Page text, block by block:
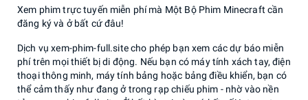
Xem phim trực tuyến miễn phí mà Một Bộ Phim Minecraft cần
đăng ký và ở bất cứ đâu!
Dịch vụ xem-phim-full.site cho phép bạn xem các dự báo miễn
phí trên mọi thiết bị di động. Nếu bạn có máy tính xách tay, điện
thoại thông minh, máy tính bảng hoặc bảng điều khiển, bạn có
thể cảm thấy như đang ở trong rạp chiếu phim - nhờ vào nền